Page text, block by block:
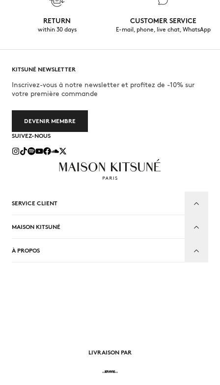
RETURN
within 30 days
CUSTOMER SERVICE
E-mail, phone, live chat, WhatsApp
KITSUNÉ NEWSLETTER
Inscrivez-vous à notre newsletter et profitez de -10% sur
votre première commande
DEVENIR MEMBRE
SUIVEZ-NOUS
SERVICE CLIENT
MAISON KITSUNÉ
À PROPOS
LIVRAISON PAR